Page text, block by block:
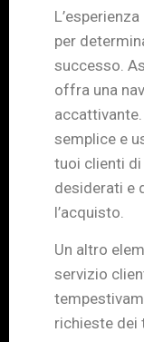
per
successo.
offra una
semplice e
tuoi clienti
desiderati e
l’acquisto.
Un altro
servizio
richieste dei